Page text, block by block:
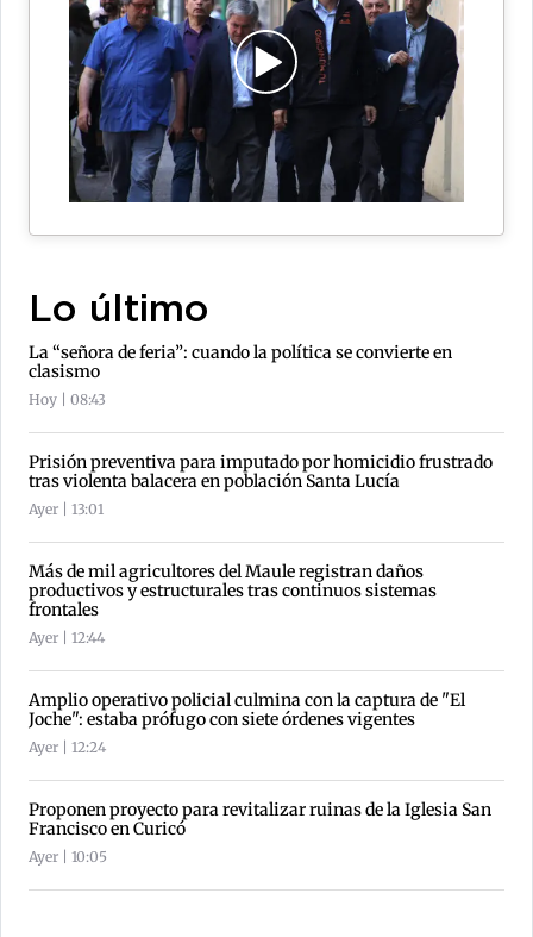
Lo último
La “señora de feria”: cuando la política se convierte en
clasismo
Hoy | 08:43
Prisión preventiva para imputado por homicidio frustrado
tras violenta balacera en población Santa Lucía
Ayer | 13:01
Más de mil agricultores del Maule registran daños
productivos y estructurales tras continuos sistemas
frontales
Ayer | 12:44
Amplio operativo policial culmina con la captura de "El
Joche": estaba prófugo con siete órdenes vigentes
Ayer | 12:24
Proponen proyecto para revitalizar ruinas de la Iglesia San
Francisco en Curicó
Ayer | 10:05